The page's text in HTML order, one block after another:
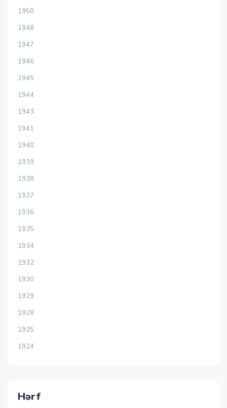
1950
1948
1947
1946
1945
1944
1943
1941
1940
1939
1938
1937
1936
1935
1934
1932
1930
1929
1928
1925
1924
Hərf